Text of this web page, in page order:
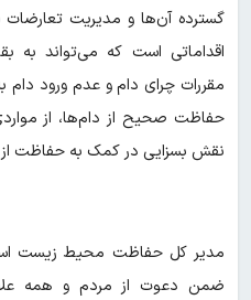
گسترده آن‌ها و مدیریت تعارضات
اقداماتی است که می‌تواند به
مقررات چرای دام و عدم ورود
حفاظت صحیح از دام‌ها، از
نقش بسزایی در کمک به حفاظت از
مدیر کل حفاظت محیط زیست
ضمن دعوت از مردم و همه